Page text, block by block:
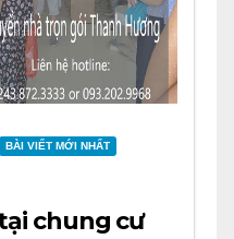
BÀI VIẾT MỚI NHẤT
chung cư